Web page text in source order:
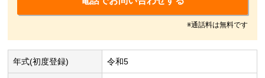
※通話料は無料です
年式(初度登録) 令和5